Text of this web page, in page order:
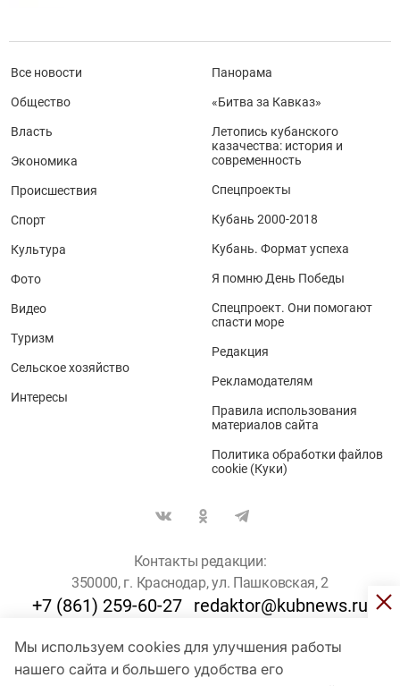
Мы используем cookies для улучшения работы
нашего сайта и большего удобства его
Все новости
Общество
Власть
Экономика
Происшествия
Спорт
Культура
Фото
Видео
Туризм
Сельское хозяйство
Интересы
Панорама
«Битва за Кавказ»
Летопись кубанского
казачества: история и
современность
Спецпроекты
Кубань 2000-2018
Кубань. Формат успеха
Я помню День Победы
Спецпроект. Они помогают
спасти море
Редакция
Рекламодателям
Правила использования
материалов сайта
Политика обработки файлов
cookie (Куки)
Контакты редакции:
350000, г. Краснодар, ул. Пашковская, 2
+7 (861) 259-60-27 redaktor@kubnews.ru
Для пользователей старше 16 лет